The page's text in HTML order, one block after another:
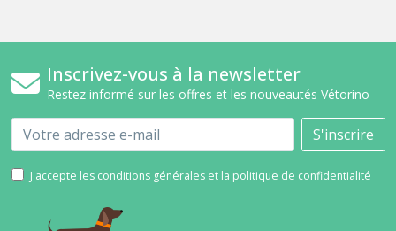
Inscrivez-vous à la newsletter
Restez informé sur les offres et les nouveautés Vétorino
Email S'inscrire
J'accepte les conditions générales et la politique de confidentialité